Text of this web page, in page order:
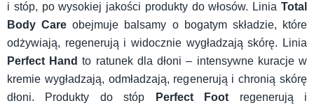
i stóp, po wysokiej jakości produkty do włosów. Linia Total
Body Care obejmuje balsamy o bogatym składzie, które
odżywiają, regenerują i widocznie wygładzają skórę. Linia
Perfect Hand to ratunek dla dłoni – intensywne kuracje w
kremie wygładzają, odmładzają, regenerują i chronią skórę
dłoni. Produkty do stóp
Perfect Foot regenerują i